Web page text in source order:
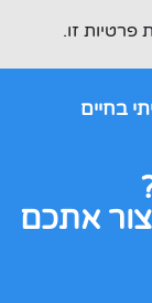
זו.
בחיים
אתכם